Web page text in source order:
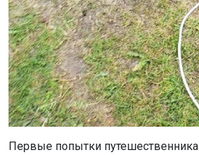
рагу». Арматура в его руках не
плавилась. А рабочие вещи и
ли не сгорали прямо на них.
– Искры – это проблема. Мы
работали в шортах, чтобы
кожа… А кожа заживёт! Но
какую-нибудь плотную одежду.
всё это в квартире. Громко,